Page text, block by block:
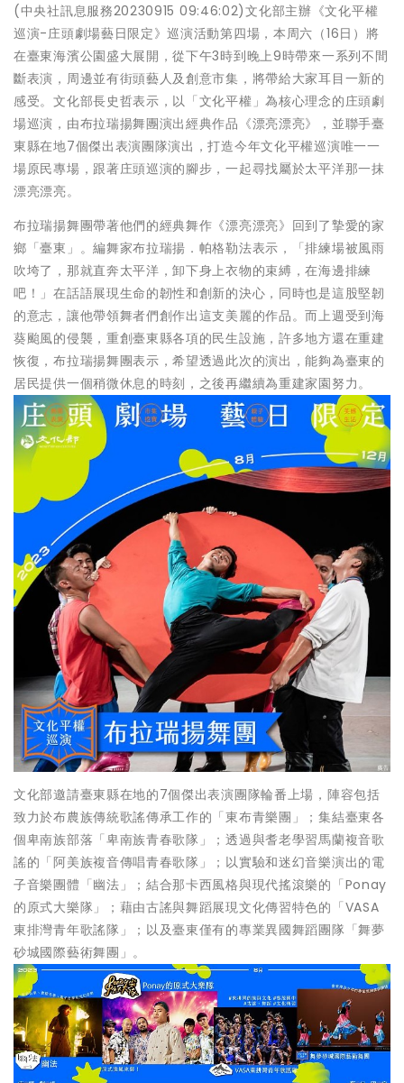
(中央社訊息服務20230915 09:46:02)文化部主辦《文化平權
巡演-庄頭劇場藝日限定》巡演活動第四場，本周六（16日）將
在臺東海濱公園盛大展開，從下午3時到晚上9時帶來一系列不間
斷表演，周邊並有街頭藝人及創意市集，將帶給大家耳目一新的
感受。文化部長史哲表示，以「文化平權」為核心理念的庄頭劇
場巡演，由布拉瑞揚舞團演出經典作品《漂亮漂亮》，並聯手臺
東縣在地7個傑出表演團隊演出，打造今年文化平權巡演唯一一
場原民專場，跟著庄頭巡演的腳步，一起尋找屬於太平洋那一抹
漂亮漂亮。
布拉瑞揚舞團帶著他們的經典舞作《漂亮漂亮》回到了摯愛的家
鄉「臺東」。編舞家布拉瑞揚．帕格勒法表示，「排練場被風雨
吹垮了，那就直奔太平洋，卸下身上衣物的束縛，在海邊排練
吧！」在話語展現生命的韌性和創新的決心，同時也是這股堅韌
的意志，讓他帶領舞者們創作出這支美麗的作品。而上週受到海
葵颱風的侵襲，重創臺東縣各項的民生設施，許多地方還在重建
恢復，布拉瑞揚舞團表示，希望透過此次的演出，能夠為臺東的
居民提供一個稍微休息的時刻，之後再繼續為重建家園努力。
文化部邀請臺東縣在地的7個傑出表演團隊輪番上場，陣容包括
致力於布農族傳統歌謠傳承工作的「東布青樂團」；集結臺東各
個卑南族部落「卑南族青春歌隊」；透過與耆老學習馬蘭複音歌
謠的「阿美族複音傳唱青春歌隊」；以實驗和迷幻音樂演出的電
子音樂團體「幽法」；結合那卡西風格與現代搖滾樂的「Ponay
的原式大樂隊」；藉由古謠與舞蹈展現文化傳習特色的「VASA
東排灣青年歌謠隊」；以及臺東僅有的專業異國舞蹈團隊「舞夢
砂城國際藝術舞團」。